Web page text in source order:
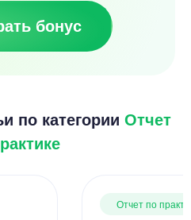
бонус
по категории Отчет
Отчет по